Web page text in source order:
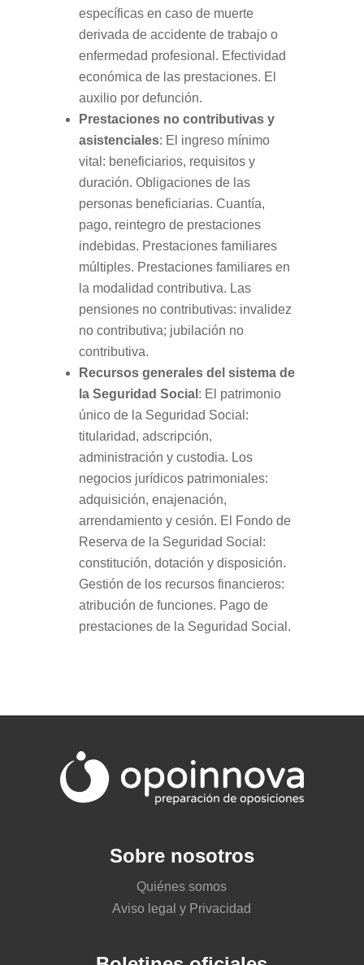
específicas en caso de muerte
derivada de accidente de trabajo o
enfermedad profesional. Efectividad
económica de las prestaciones. El
auxilio por defunción.
Prestaciones no contributivas y
asistenciales: El ingreso mínimo
vital: beneficiarios, requisitos y
duración. Obligaciones de las
personas beneficiarias. Cuantía,
pago, reintegro de prestaciones
indebidas. Prestaciones familiares
múltiples. Prestaciones familiares en
la modalidad contributiva. Las
pensiones no contributivas: invalidez
no contributiva; jubilación no
contributiva.
Recursos generales del sistema de
la Seguridad Social : El patrimonio
único de la Seguridad Social:
titularidad, adscripción,
administración y custodia. Los
negocios jurídicos patrimoniales:
adquisición, enajenación,
arrendamiento y cesión. El Fondo de
Reserva de la Seguridad Social:
constitución, dotación y disposición.
Gestión de los recursos financieros:
atribución de funciones. Pago de
prestaciones de la Seguridad Social.
Sobre nosotros
Quiénes somos
Aviso legal y Privacidad